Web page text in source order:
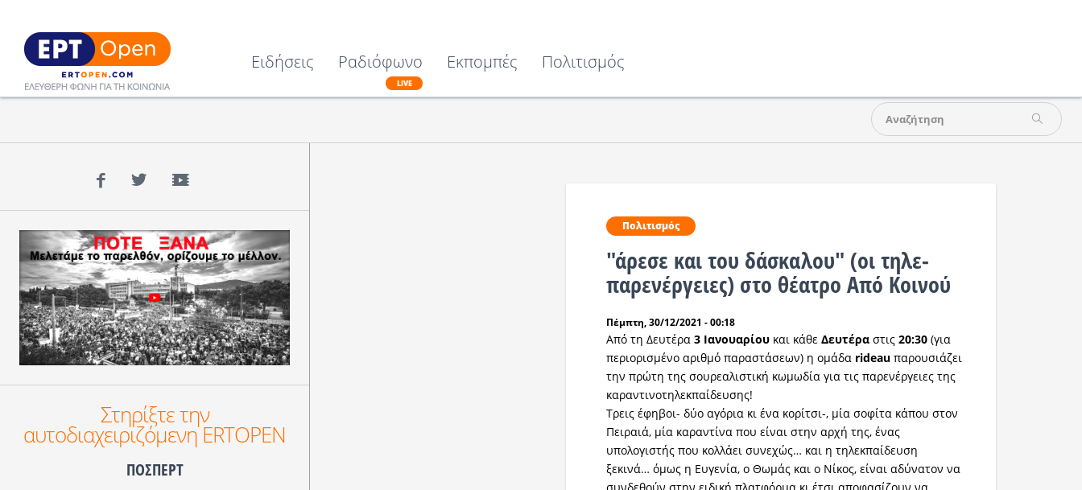
Ειδήσεις Ραδιόφωνο
LIVE
Εκπομπές Πολιτισμός
Πολιτισμός
"άρεσε και του δάσκαλου" (οι τηλε-
παρενέργειες) στο θέατρο Από Κοινού
Πέμπτη, 30/12/2021 - 00:18
Από τη Δευτέρα3 Ιανουαρίου και κάθεΔευτέρα στις20:30(για
περιορισμένο αριθμό παραστάσεων) η ομάδα rideauπαρουσιάζει
την πρώτη της σουρεαλιστική κωμωδία για τις παρενέργειες της
καραντινοτηλεκπαίδευσης!
Τρεις έφηβοι- δύο αγόρια κι ένα κορίτσι-, μία σοφίτα κάπου στον
Πειραιά, μία καραντίνα που είναι στην αρχή της, ένας
υπολογιστής που κολλάει συνεχώς… και η τηλεκπαίδευση
ξεκινά… όμως η Ευγενία, ο Θωμάς και ο Νίκος, είναι αδύνατον να
Facebook
TwitterYouTube
Στηρίξτε την
αυτοδιαχειριζόμενη ERTOPEN
ΠΟΣΠΕΡΤ